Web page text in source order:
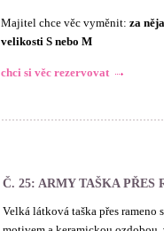
Majitel chce věc vyměnit: za
velikosti S nebo M
chci si věc rezervovat
Č. 25: ARMY TAŠKA PŘES
Velká látková taška přes rameno